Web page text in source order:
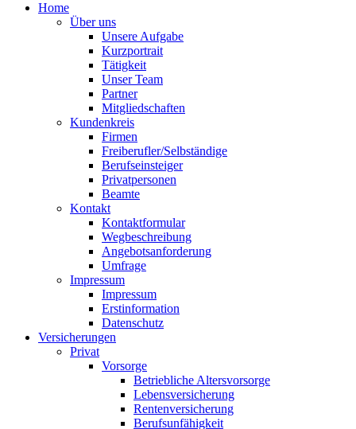
Home
Über uns
Unsere Aufgabe
Kurzportrait
Tätigkeit
Unser Team
Partner
Mitgliedschaften
Kundenkreis
Firmen
Freiberufler/Selbständige
Berufseinsteiger
Privatpersonen
Beamte
Kontakt
Kontaktformular
Wegbeschreibung
Angebotsanforderung
Umfrage
Impressum
Impressum
Erstinformation
Datenschutz
Versicherungen
Privat
Vorsorge
Betriebliche Altersvorsorge
Lebensversicherung
Rentenversicherung
Berufsunfähigkeit